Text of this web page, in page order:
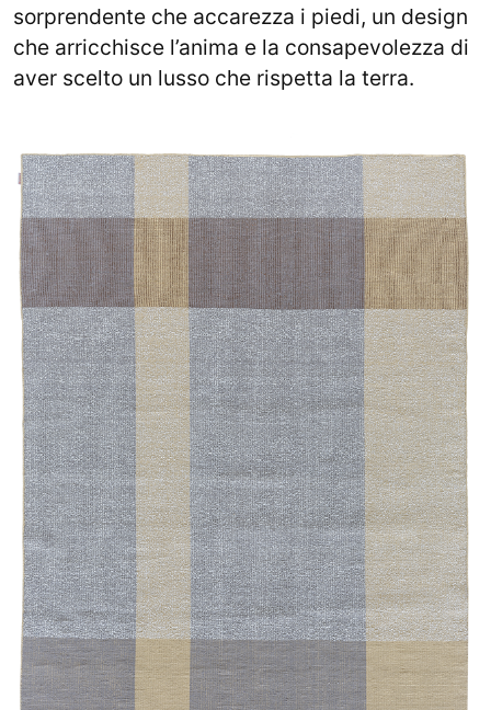
sorprendente che accarezza i piedi, un design
che arricchisce l’anima e la consapevolezza di
aver scelto un lusso che rispetta la terra.